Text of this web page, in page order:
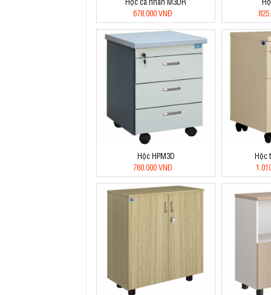
678.000 VNĐ
Hộc HPM3D
760.000 VNĐ
Hộc